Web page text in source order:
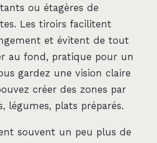
ou étagères de
Les tiroirs facilitent
et évitent de tout
au fond, pratique pour un
gardez une vision claire
créer des zones par
légumes, plats préparés.
souvent un peu plus de